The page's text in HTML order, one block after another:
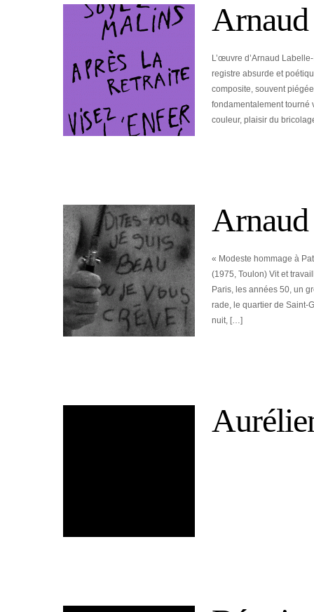
L’œuvre d’Arnaud
registre absurde et
composite, souvent
fondamentalement tourné
couleur, plaisir du
« Modeste hommage à
(1975, Toulon) Vit et
Paris, les années 50, un
rade, le quartier de Saint-
nuit, […]